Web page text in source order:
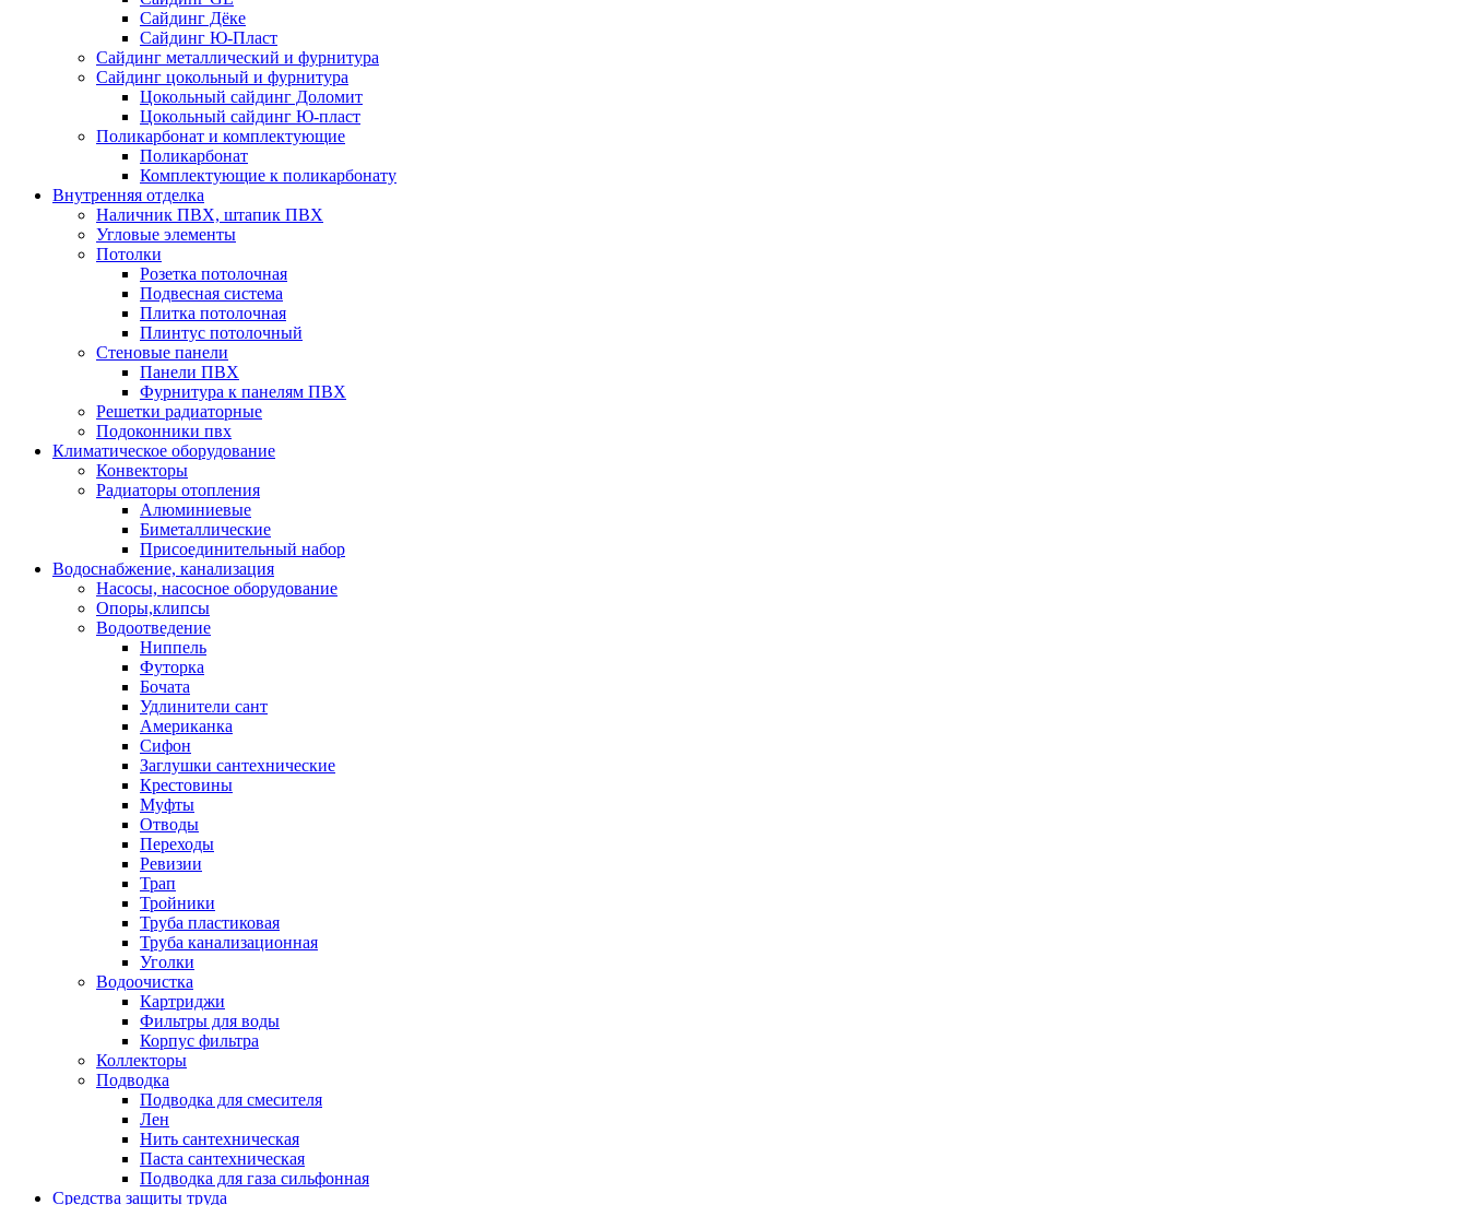
Сайдинг Дёке
Сайдинг Ю-Пласт
Сайдинг металлический и фурнитура
Сайдинг цокольный и фурнитура
Цокольный сайдинг Доломит
Цокольный сайдинг Ю-пласт
Поликарбонат и комплектующие
Поликарбонат
Комплектующие к поликарбонату
Внутренняя отделка
Наличник ПВХ, штапик ПВХ
Угловые элементы
Потолки
Розетка потолочная
Подвесная система
Плитка потолочная
Плинтус потолочный
Стеновые панели
Панели ПВХ
Фурнитура к панелям ПВХ
Решетки радиаторные
Подоконники пвх
Климатическое оборудование
Конвекторы
Радиаторы отопления
Алюминиевые
Биметаллические
Присоединительный набор
Водоснабжение, канализация
Насосы, насосное оборудование
Опоры,клипсы
Водоотведение
Ниппель
Футорка
Бочата
Удлинители сант
Американка
Сифон
Заглушки сантехнические
Крестовины
Муфты
Отводы
Переходы
Ревизии
Трап
Тройники
Труба пластиковая
Труба канализационная
Уголки
Водоочистка
Картриджи
Фильтры для воды
Корпус фильтра
Коллекторы
Подводка
Подводка для смесителя
Лен
Нить сантехническая
Паста сантехническая
Подводка для газа сильфонная
Средства защиты труда